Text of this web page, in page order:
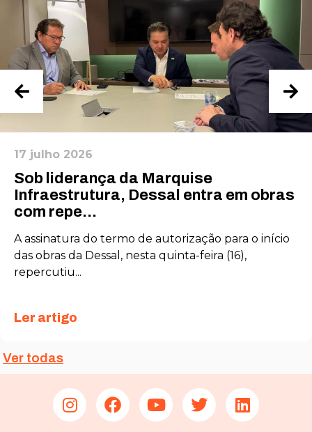
17 julho 2026
Sob liderança da Marquise
Infraestrutura, Dessal entra em obras
com repe...
A assinatura do termo de autorização para o início
das obras da Dessal, nesta quinta-feira (16),
repercutiu...
Ler artigo
Ver todas